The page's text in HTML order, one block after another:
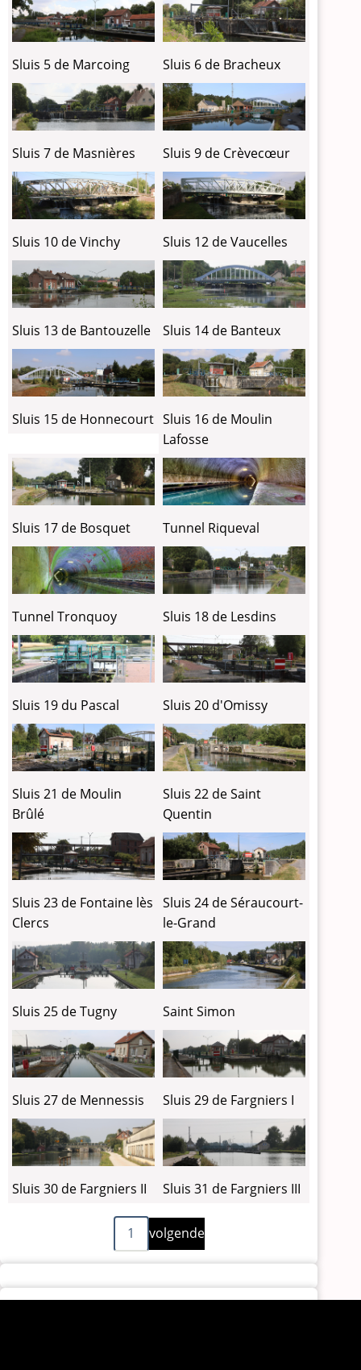
Sluis 5 de Marcoing Sluis 6 de Bracheux
Sluis 7 de Masnières Sluis 9 de Crèvecœur
Sluis 10 de Vinchy Sluis 12 de Vaucelles
Sluis 13 de Bantouzelle Sluis 14 de Banteux
Sluis 15 de Honnecourt Sluis 16 de Moulin
Lafosse
Sluis 17 de Bosquet Tunnel Riqueval
Tunnel Tronquoy Sluis 18 de Lesdins
Sluis 19 du Pascal Sluis 20 d'Omissy
Sluis 21 de Moulin
Brûlé
Sluis 22 de Saint
Quentin
Sluis 23 de Fontaine lès
Clercs
Sluis 24 de Séraucourt-
le-Grand
Sluis 25 de Tugny Saint Simon
Sluis 27 de Mennessis Sluis 29 de Fargniers I
Sluis 30 de Fargniers II Sluis 31 de Fargniers III
1
Volgende
pagina
volgende